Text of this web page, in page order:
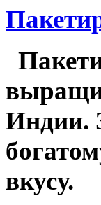
Индии.
вкусу.